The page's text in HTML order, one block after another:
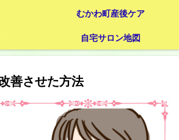
むかわ町産後ケア
自宅サロン地図
善させた方法